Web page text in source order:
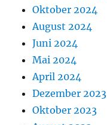
Oktober 2024
August 2024
Juni 2024
Mai 2024
April 2024
Dezember 2023
Oktober 2023